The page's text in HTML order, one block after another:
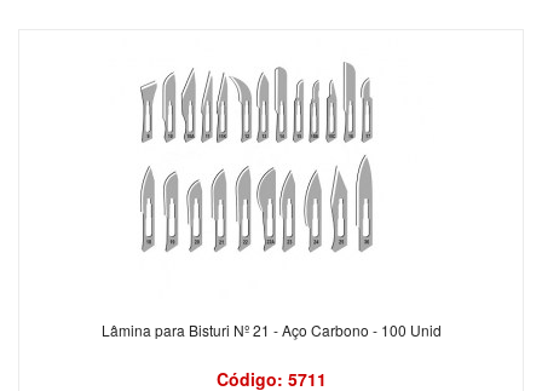
Lâmina para Bisturi Nº 21 - Aço Carbono - 100 Unid
Código: 5711